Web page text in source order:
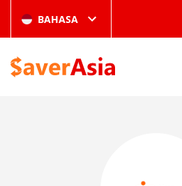
BAHASA